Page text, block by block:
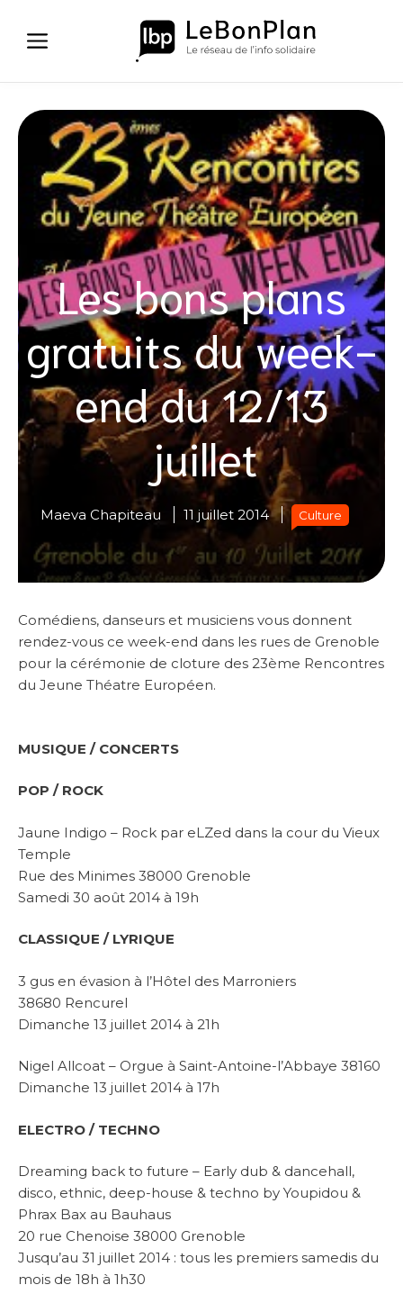
contenu
Les bons plans
gratuits du week-
end du 12/13
juillet
Maeva Chapiteau 11 juillet 2014 Culture
Comédiens, danseurs et musiciens vous donnent
rendez-vous ce week-end dans les rues de Grenoble
pour la cérémonie de cloture des 23ème Rencontres
du Jeune Théatre Européen.
MUSIQUE / CONCERTS
POP / ROCK
Jaune Indigo – Rock par eLZed dans la cour du Vieux
Temple
Rue des Minimes 38000 Grenoble
Samedi 30 août 2014 à 19h
CLASSIQUE / LYRIQUE
3 gus en évasion à l’Hôtel des Marroniers
38680 Rencurel
Dimanche 13 juillet 2014 à 21h
Nigel Allcoat – Orgue à Saint-Antoine-l’Abbaye 38160
Dimanche 13 juillet 2014 à 17h
ELECTRO / TECHNO
Dreaming back to future – Early dub & dancehall,
disco, ethnic, deep-house & techno by Youpidou &
Phrax Bax au Bauhaus
20 rue Chenoise 38000 Grenoble
Jusqu’au 31 juillet 2014 : tous les premiers samedis du
mois de 18h à 1h30